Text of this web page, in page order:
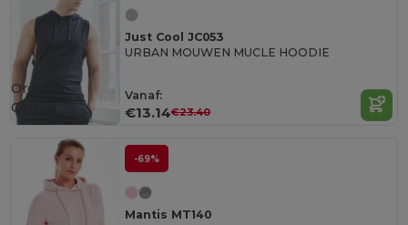
Just Cool JC053
URBAN MOUWEN MUCLE HOODIE
Vanaf:
€13.14€23.40
Organic
Cotton
-69%
Mantis MT140